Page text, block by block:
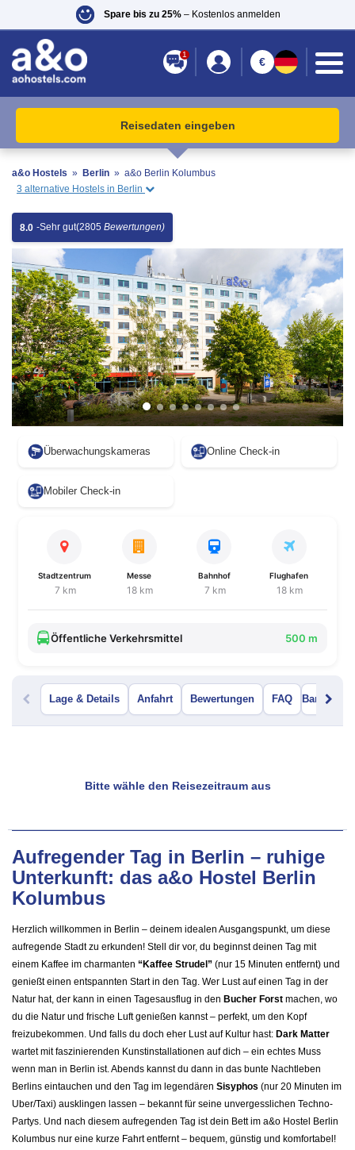
Spare bis zu 25%– Kostenlos anmelden
1
€
Reisedaten eingeben
a&o Hostels » Berlin » a&o Berlin Kolumbus
3 alternative Hostels in Berlin
8.0 -Sehr gut(2805 Bewertungen)
Überwachungskameras Online Check-in
Mobiler Check-in
Stadtzentrum
7 km
Messe
18 km
Bahnhof
7 km
Flughafen
18 km
Öffentliche Verkehrsmittel 500 m
Lage & Details Anfahrt Bewertungen FAQ Bar Menü
Bitte wähle den Reisezeitraum aus
Aufregender Tag in Berlin – ruhige
Unterkunft: das a&o Hostel Berlin
Kolumbus
Herzlich willkommen in Berlin – deinem idealen Ausgangspunkt, um diese
aufregende Stadt zu erkunden! Stell dir vor, du beginnst deinen Tag mit
einem Kaffee im charmanten “Kaffee Strudel” (nur 15 Minuten entfernt) und
genießt einen entspannten Start in den Tag. Wer Lust auf einen Tag in der
Natur hat, der kann in einen Tagesausflug in den Bucher Forst machen, wo
du die Natur und frische Luft genießen kannst – perfekt, um den Kopf
freizubekommen. Und falls du doch eher Lust auf Kultur hast: Dark Matter
wartet mit faszinierenden Kunstinstallationen auf dich – ein echtes Muss
wenn man in Berlin ist. Abends kannst du dann in das bunte Nachtleben
Berlins eintauchen und den Tag im legendären Sisyphos (nur 20 Minuten im
Uber/Taxi) ausklingen lassen – bekannt für seine unvergesslichen Techno-
Partys. Und nach diesem aufregenden Tag ist dein Bett im a&o Hostel Berlin
Kolumbus nur eine kurze Fahrt entfernt – bequem, günstig und komfortabel!